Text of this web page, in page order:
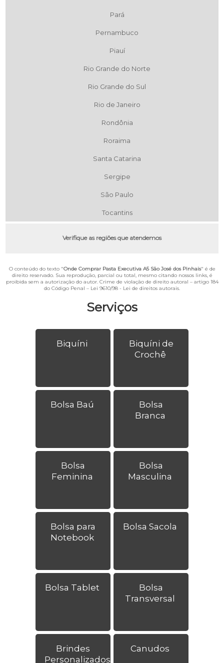
Serviços
Biquíni
Biquíni de
Crochê
Bolsa Baú
Bolsa
Branca
Bolsa
Feminina
Bolsa
Masculina
Bolsa para
Notebook
Bolsa Sacola
Bolsa Tablet
Bolsa
Transversal
Brindes
Personalizados
Canudos
Pará
Pernambuco
Piauí
Rio Grande do Norte
Rio Grande do Sul
Rio de Janeiro
Rondônia
Roraima
Santa Catarina
Sergipe
São Paulo
Tocantins
Verifique as regiões que atendemos
O conteúdo do texto "Onde Comprar Pasta Executiva A5 São José dos Pinhais" é de
direito reservado. Sua reprodução, parcial ou total, mesmo citando nossos links, é
proibida sem a autorização do autor. Crime de violação de direito autoral – artigo 184
do Código Penal – Lei 9610/98 - Lei de direitos autorais.